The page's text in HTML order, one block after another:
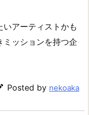
アーティストかも
ミッションを持つ企
Posted by nekoaka